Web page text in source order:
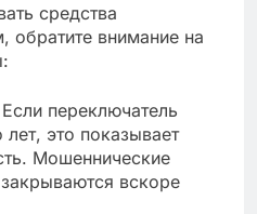
средства
обратите внимание на
переключатель
это показывает
Мошеннические
вскоре